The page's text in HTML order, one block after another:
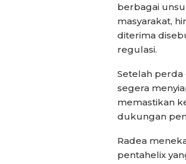
berbagai
masyarakat,
diterima
regulasi.
Setelah perda
segera
memastikan
dukungan
Radea
pentahelix